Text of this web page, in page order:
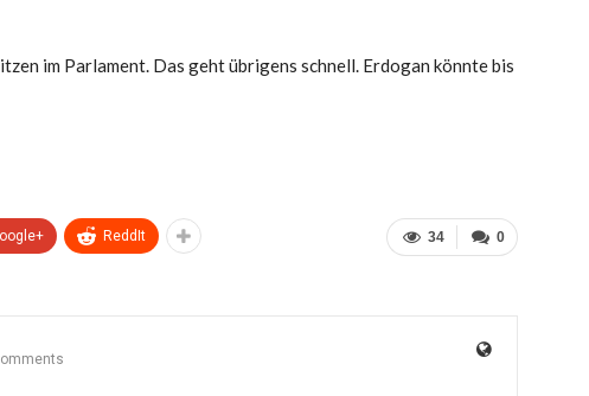
im Parlament. Das geht übrigens schnell. Erdogan könnte bis
0
34
ReddIt